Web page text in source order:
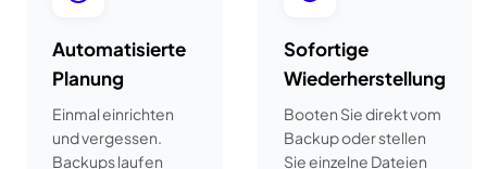
Automatisierte
Planung
Einmal einrichten
und vergessen.
Backups laufen
Sofortige
Wiederherstellung
Booten Sie direkt vom
Backup oder stellen
Sie einzelne Dateien